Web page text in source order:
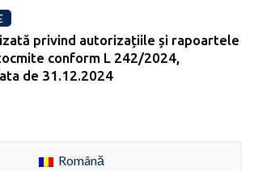
privind autorizațiile și rapoartele
conform L 242/2024,
de 31.12.2024
Română